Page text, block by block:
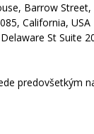
Barrow Street,
California, USA
St Suite
predovšetkým